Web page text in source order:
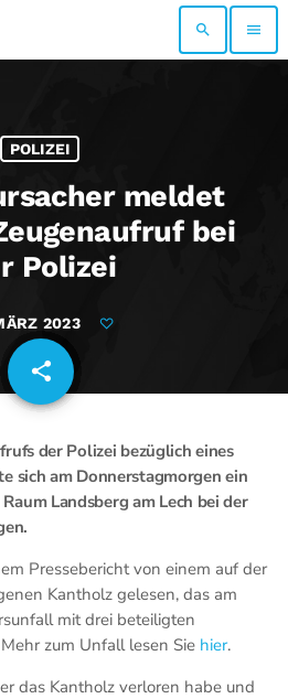
search menu
POLIZEI
meldet
bei
Polizei
2023
share
email
der Polizei bezüglich eines
sich am Donnerstagmorgen ein
Landsberg am Lech bei der
Pressebericht von einem auf der
Kantholz gelesen, das am
mit drei beteiligten
zum Unfall lesen Sie hier.
das Kantholz verloren habe und